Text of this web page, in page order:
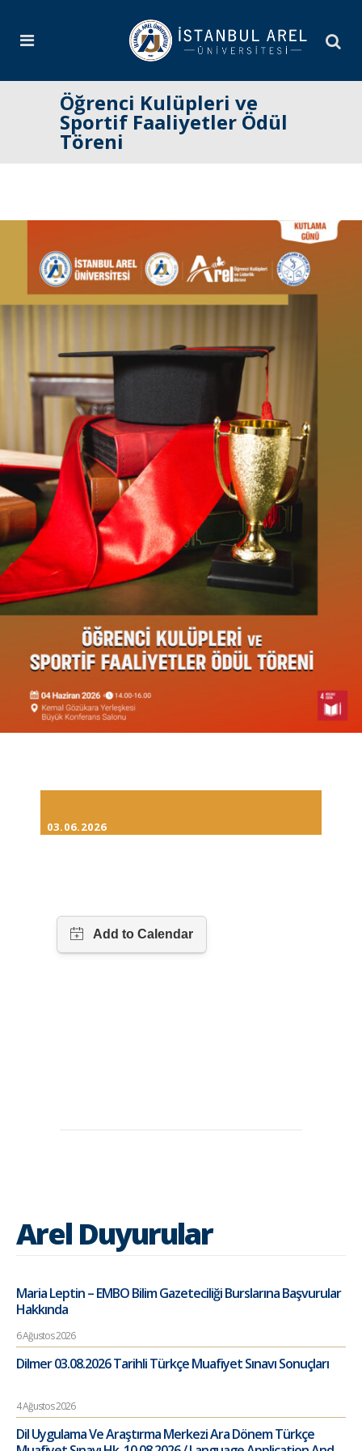
Öğrenci Kulüpleri ve
Sportif Faaliyetler Ödül
Töreni
03.06.2026
Arel Duyurular
Maria Leptin – EMBO Bilim Gazeteciliği Burslarına Başvurular
Hakkında
6 Ağustos 2026
Dilmer 03.08.2026 Tarihli Türkçe Muafiyet Sınavı Sonuçları
4 Ağustos 2026
Dil Uygulama Ve Araştırma Merkezi Ara Dönem Türkçe